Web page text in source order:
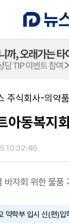
아동복지
10:32:46
자회 위한 물품
약학부 입시 신(편)입